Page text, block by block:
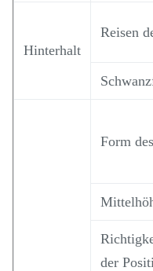
Hinterhalt
Reisen
Form
der